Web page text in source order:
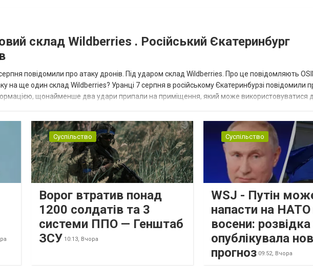
склад Wildberries . Російський Єкатеринбург
повідомили про атаку дронів. Під ударом склад Wildberries. Про це повідомляють
на ще один склад Wildberries? Уранці 7 серпня в російському Єкатеринбурзі повідомили
щонайменше два удари припали на приміщення, який може використовуватися
Суспільство
Ворог втратив понад
1200 солдатів та 3
системи ППО — Генштаб
ЗСУ 10:13, Вчора
Суспільство
WSJ - Путін
напасти на
восени:
опублікувала
прогноз 09:52, Вчора